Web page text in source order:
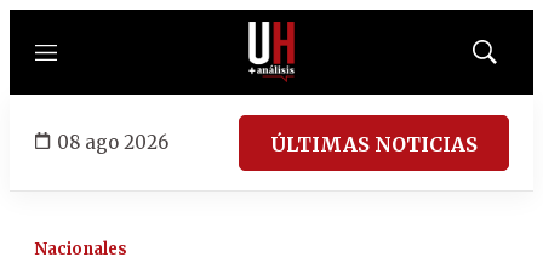
Menú
Mostrar
08 ago 2026 ÚLTIMAS NOTICIAS
Nacionales